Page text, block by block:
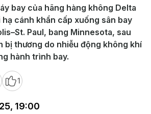
bay của hãng hàng không Delta
hạ cánh khẩn cấp xuống sân bay
Paul, bang Minnesota, sau
bị thương do nhiễu động không khí
hành trình bay.
1
19:00